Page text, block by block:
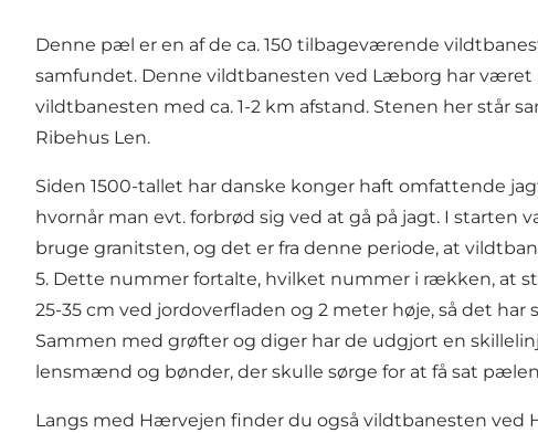
Denne pæl er en af de ca. 150 tilbageværende
samfundet. Denne vildtbanesten ved Læborg har været
vildtbanesten med ca. 1-2 km afstand. Stenen her står
Ribehus Len.
Siden 1500-tallet har danske konger haft omfattende
hvornår man evt. forbrød sig ved at gå på jagt. I
bruge granitsten, og det er fra denne periode, at
5. Dette nummer fortalte, hvilket nummer i rækken, at
25-35 cm ved jordoverfladen og 2 meter høje, så det
Sammen med grøfter og diger har de udgjort en
lensmænd og bønder, der skulle sørge for at få sat
Langs med Hærvejen finder du også vildtbanesten